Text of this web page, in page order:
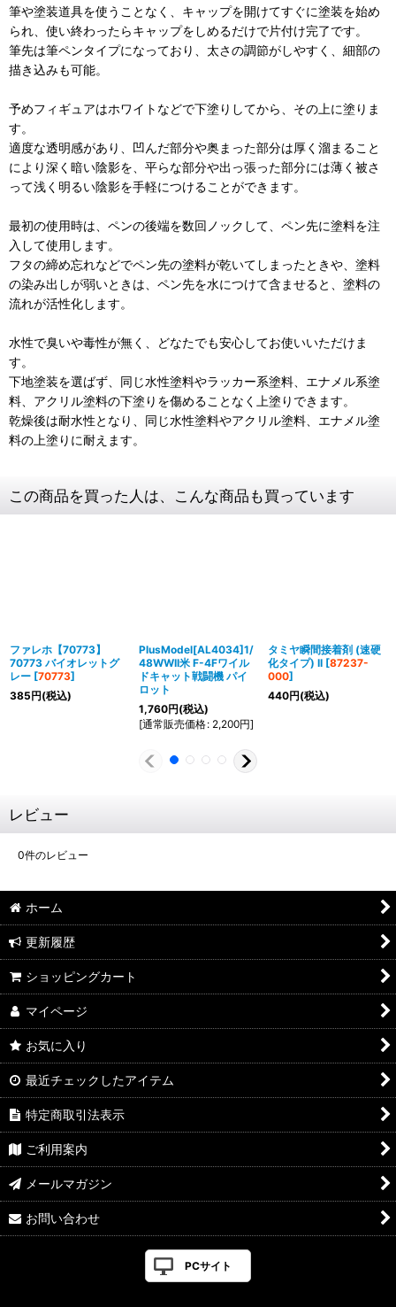
筆や塗装道具を使うことなく、キャップを開けてすぐに塗装を始め
られ、使い終わったらキャップをしめるだけで片付け完了です。
筆先は筆ペンタイプになっており、太さの調節がしやすく、細部の
描き込みも可能。
予めフィギュアはホワイトなどで下塗りしてから、その上に塗りま
す。
適度な透明感があり、凹んだ部分や奥まった部分は厚く溜まること
により深く暗い陰影を、平らな部分や出っ張った部分には薄く被さ
って浅く明るい陰影を手軽につけることができます。
最初の使用時は、ペンの後端を数回ノックして、ペン先に塗料を注
入して使用します。
フタの締め忘れなどでペン先の塗料が乾いてしまったときや、塗料
の染み出しが弱いときは、ペン先を水につけて含ませると、塗料の
流れが活性化します。
水性で臭いや毒性が無く、どなたでも安心してお使いいただけま
す。
下地塗装を選ばず、同じ水性塗料やラッカー系塗料、エナメル系塗
料、アクリル塗料の下塗りを傷めることなく上塗りできます。
乾燥後は耐水性となり、同じ水性塗料やアクリル塗料、エナメル塗
料の上塗りに耐えます。
この商品を買った人は、こんな商品も買っています
ファレホ【70773】
70773 バイオレットグ
レー [70773]
385円(税込)
PlusModel[AL4034]1/
48WWII米 F-4Fワイル
ドキャット戦闘機 パイ
ロット
1,760円(税込)
[通常販売価格: 2,200円]
タミヤ瞬間接着剤 (速硬
化タイプ) II [87237-
000]
440円(税込)
レビュー
0件のレビュー
ホーム
更新履歴
ショッピングカート
マイページ
お気に入り
最近チェックしたアイテム
特定商取引法表示
ご利用案内
メールマガジン
お問い合わせ
PCサイト